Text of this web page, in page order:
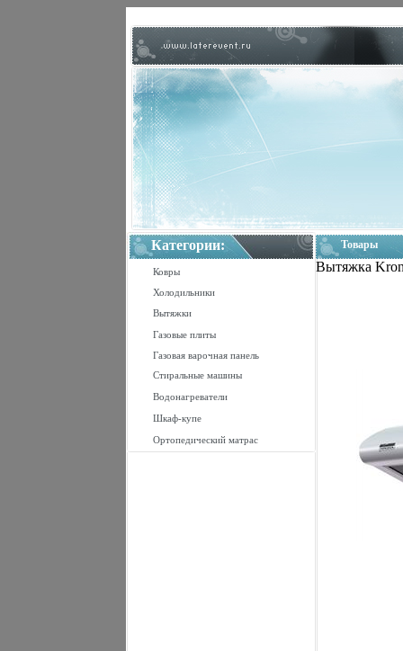
Категории:
Ковры
Холодильники
Вытяжки
Газовые плиты
Газовая варочная панель
Стиральные машины
Водонагреватели
Шкаф-купе
Ортопедический матрас
Товары
Вытяжка